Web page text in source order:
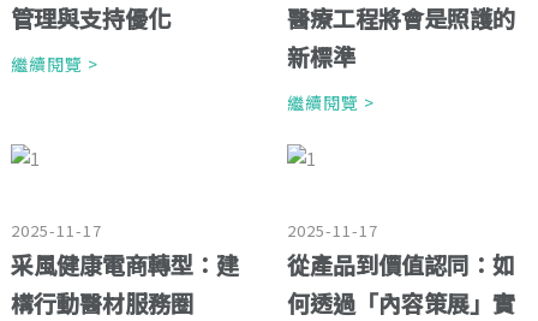
管理與支持優化
繼續閱覽 >
醫療工程將會是照護的
新標準
繼續閱覽 >
2025-11-17
采風健康電商轉型：建
構行動醫材服務圈
2025-11-17
從產品到價值認同：如
何透過「內容策展」實